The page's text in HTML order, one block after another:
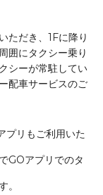
ただき、1Fに降り
囲にタクシー乗り
シーが常駐してい
配車サービスのご
プリもご利用いた
GOアプリでのタ
。